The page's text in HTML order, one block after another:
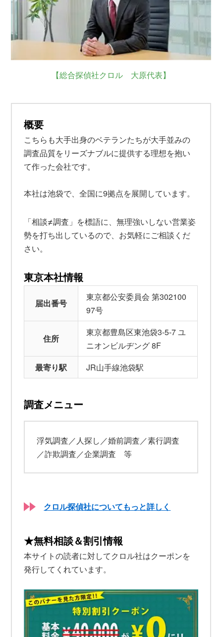
【総合探偵社クロル 大原代表】
概要
こちらも大手出身のベテランたちが大手並みの
調査品質をリーズナブルに提供する理想を抱い
て作った会社です。
本社は池袋で、全国に9拠点を展開しています。
「相談≠調査」を標語に、無理強いしない営業姿
勢を打ち出しているので、お気軽にご相談くだ
さい。
東京本社情報
届出番号
東京都公安委員会 第302100
97号
住所
東京都豊島区東池袋3-5-7 ユ
ニオンビルヂング 8F
最寄り駅
JR山手線池袋駅
調査メニュー
浮気調査／人探し／婚前調査／素行調査
／詐欺調査／企業調査 等
クロル探偵社についてもっと詳しく
★無料相談＆割引情報
本サイトの読者に対してクロル社はクーポンを
発行してくれています。